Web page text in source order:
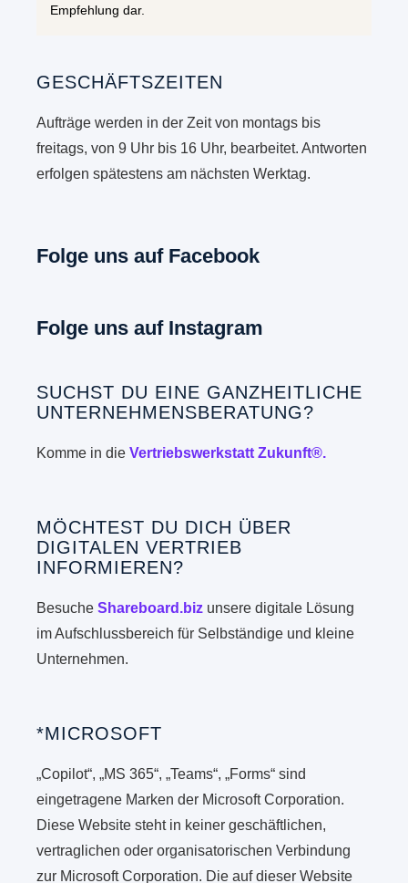
Empfehlung dar.
GESCHÄFTSZEITEN
Aufträge werden in der Zeit von montags bis
freitags, von 9 Uhr bis 16 Uhr, bearbeitet. Antworten
erfolgen spätestens am nächsten Werktag.
Folge uns auf Facebook
Folge uns auf Instagram
SUCHST DU EINE GANZHEITLICHE
UNTERNEHMENSBERATUNG?
Komme in dieVertriebswerkstatt Zukunft®.
MÖCHTEST DU DICH ÜBER
DIGITALEN VERTRIEB
INFORMIEREN?
BesucheShareboard.biz unsere digitale Lösung
im Aufschlussbereich für Selbständige und kleine
Unternehmen.
*MICROSOFT
„Copilot“, „MS 365“, „Teams“, „Forms“ sind
eingetragene Marken der Microsoft Corporation.
Diese Website steht in keiner geschäftlichen,
vertraglichen oder organisatorischen Verbindung
zur Microsoft Corporation. Die auf dieser Website